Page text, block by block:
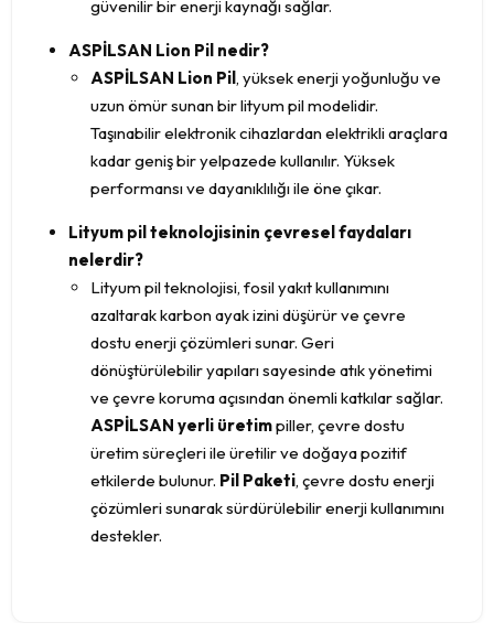
güvenilir bir enerji kaynağı sağlar.
ASPİLSAN Lion Pil nedir?
ASPİLSAN Lion Pil, yüksek enerji yoğunluğu ve
uzun ömür sunan bir lityum pil modelidir.
Taşınabilir elektronik cihazlardan elektrikli araçlara
kadar geniş bir yelpazede kullanılır. Yüksek
performansı ve dayanıklılığı ile öne çıkar.
Lityum pil teknolojisinin çevresel faydaları
nelerdir?
Lityum pil teknolojisi, fosil yakıt kullanımını
azaltarak karbon ayak izini düşürür ve çevre
dostu enerji çözümleri sunar. Geri
dönüştürülebilir yapıları sayesinde atık yönetimi
ve çevre koruma açısından önemli katkılar sağlar.
ASPİLSAN yerli üretimpiller, çevre dostu
üretim süreçleri ile üretilir ve doğaya pozitif
etkilerde bulunur. Pil Paketi, çevre dostu enerji
çözümleri sunarak sürdürülebilir enerji kullanımını
destekler.